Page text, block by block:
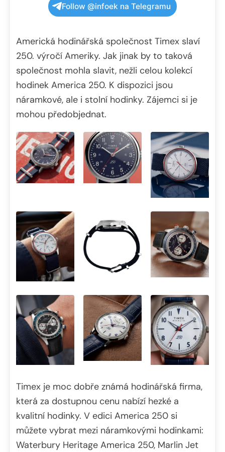
Follow @infoek na Telegramu
Americká hodinářská společnost Timex slaví
250. výročí Ameriky. Jak jinak by to taková
společnost mohla slavit, nežli celou kolekcí
hodinek America 250. K dispozici jsou
náramkové, ale i stolní hodinky. Zájemci si je
mohou předobjednat.
Timex je moc dobře známá hodinářská firma,
která za dostupnou cenu nabízí hezké a
kvalitní hodinky. V edici America 250 si
můžete vybrat mezi náramkovými hodinkami:
Waterbury Heritage America 250, Marlin Jet